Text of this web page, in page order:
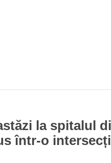
la spitalul
într-o